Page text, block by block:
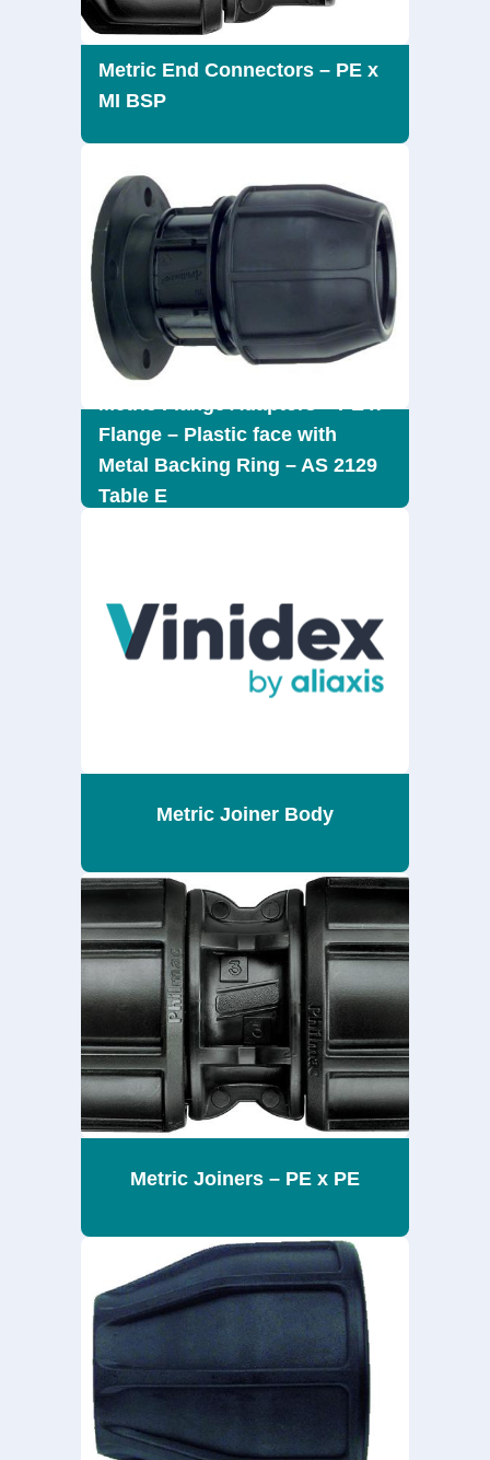
Metric End Connectors – PE x
MI BSP
Metric Flange Adaptors – PE x
Flange – Plastic face with
Metal Backing Ring – AS 2129
Table E
Metric Joiner Body
Metric Joiners – PE x PE